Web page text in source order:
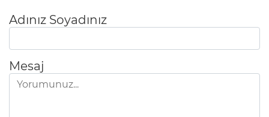
Adınız Soyadınız
Mesaj